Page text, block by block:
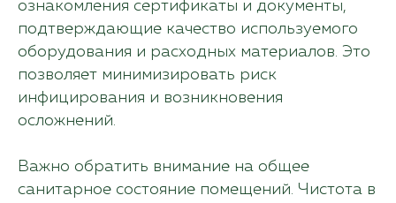
ознакомления сертификаты и документы,
подтверждающие качество используемого
оборудования и расходных материалов. Это
позволяет минимизировать риск
инфицирования и возникновения
осложнений.
Важно обратить внимание на общее
санитарное состояние помещений. Чистота в